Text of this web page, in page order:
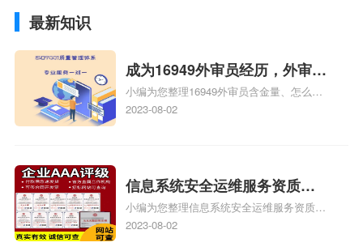
最新知识
成为16949外审员经历，外审员
16949
小编为您整理16949外审员含金量、怎么才
能成为注册的TS16949:2009的外审员、我
2023-08-02
信息系统安全运维服务资质二
级费用，信息系统安全运维服
务资质二级
小编为您整理信息系统安全运维服务资质认
证证书机构有哪些、安全运维服务资质的费
2023-08-02